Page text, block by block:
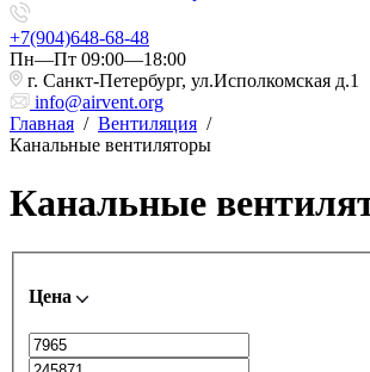
+7(904)648-68-48
Пн—Пт 09:00—18:00
г. Санкт-Петербург, ул.Исполкомская д.1
info@airvent.org
Главная / Вентиляция /
Канальные вентиляторы
Канальные
Цена